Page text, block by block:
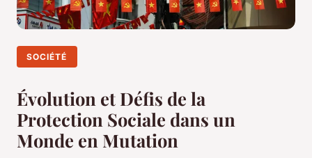
SOCIÉTÉ
Évolution et Défis de la
Protection Sociale dans un
Monde en Mutation